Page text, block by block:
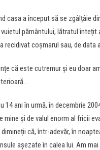
casa a început să se zgâlțâie
pământului, lătratul
recidivat coșmarul sau, de data
că este cutremur și eu doar
ani în urmă, în decembrie
mine și de valul enorm al fricii
că, într-adevăr, în
așezate în calea lui. Am